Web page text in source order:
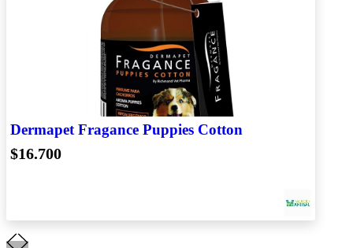
Dermapet Fragance Puppies Cotton
$16.700